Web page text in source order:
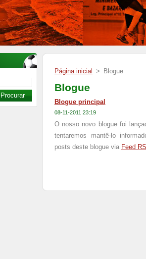
Página inicial > Blogue
Blogue
Blogue principal
08-11-2011 23:19
O nosso novo blogue foi
tentaremos mantê-lo
posts deste blogue via Feed